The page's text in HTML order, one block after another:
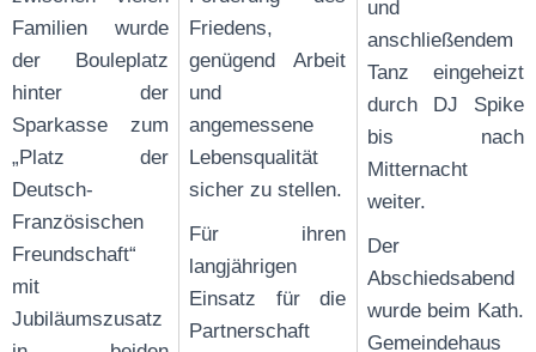
Familien wurde
der Bouleplatz
hinter der
Sparkasse zum
„Platz der
Deutsch-
Französischen
Freundschaft“
mit
Jubiläumszusatz
Friedens,
genügend Arbeit
und
angemessene
Lebensqualität
sicher zu stellen.
Für ihren
langjährigen
Einsatz für die
Partnerschaft
und
anschließendem
Tanz eingeheizt
durch DJ Spike
bis nach
Mitternacht
weiter.
Der
Abschiedsabend
wurde beim Kath.
Gemeindehaus